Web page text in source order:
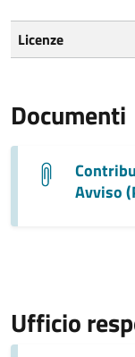
Licenze
Documenti
Avviso
Ufficio